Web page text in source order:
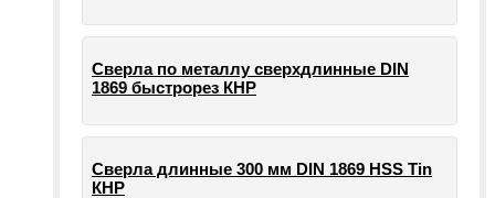
Сверла по металлу сверхдлинные DIN
1869 быстрорез КНР
Сверла длинные 300 мм DIN 1869 HSS Tin
КНР